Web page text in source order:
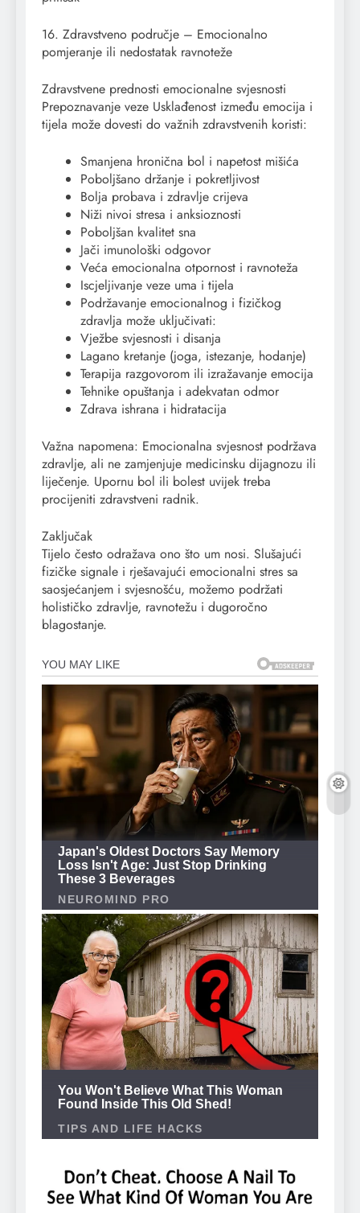
16. Zdravstveno područje – Emocionalno
pomjeranje ili nedostatak ravnoteže
Zdravstvene prednosti emocionalne svjesnosti
Prepoznavanje veze Usklađenost između emocija i
tijela može dovesti do važnih zdravstvenih koristi:
Smanjena hronična bol i napetost mišića
Poboljšano držanje i pokretljivost
Bolja probava i zdravlje crijeva
Niži nivoi stresa i anksioznosti
Poboljšan kvalitet sna
Jači imunološki odgovor
Veća emocionalna otpornost i ravnoteža
Iscjeljivanje veze uma i tijela
Podržavanje emocionalnog i fizičkog
zdravlja može uključivati:
Vježbe svjesnosti i disanja
Lagano kretanje (joga, istezanje, hodanje)
Terapija razgovorom ili izražavanje emocija
Tehnike opuštanja i adekvatan odmor
Zdrava ishrana i hidratacija
Važna napomena: Emocionalna svjesnost podržava
zdravlje, ali ne zamjenjuje medicinsku dijagnozu ili
liječenje. Upornu bol ili bolest uvijek treba
procijeniti zdravstveni radnik.
Zaključak
Tijelo često odražava ono što um nosi. Slušajući
fizičke signale i rješavajući emocionalni stres sa
saosjećanjem i svjesnošću, možemo podržati
holističko zdravlje, ravnotežu i dugoročno
blagostanje.